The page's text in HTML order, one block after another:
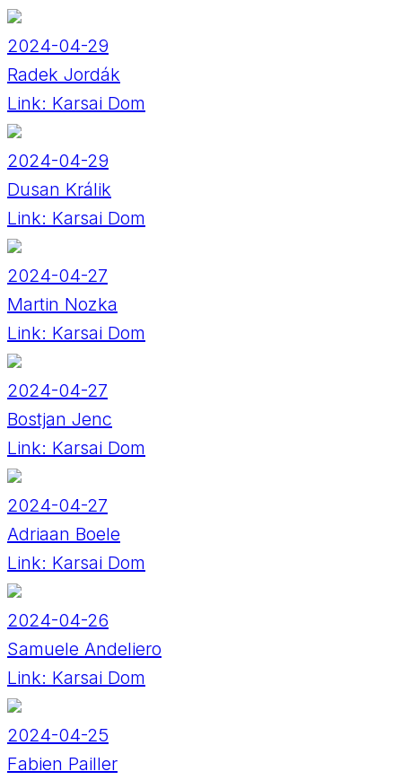
2024-04-29
Radek Jordák
Link: Karsai Dom
2024-04-29
Dusan Králik
Link: Karsai Dom
2024-04-27
Martin Nozka
Link: Karsai Dom
2024-04-27
Bostjan Jenc
Link: Karsai Dom
2024-04-27
Adriaan Boele
Link: Karsai Dom
2024-04-26
Samuele Andeliero
Link: Karsai Dom
2024-04-25
Fabien Pailler